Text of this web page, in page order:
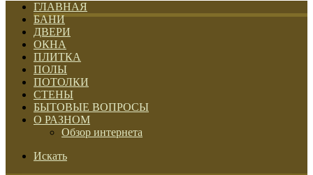
ГЛАВНАЯ
БАНИ
ДВЕРИ
ОКНА
ПЛИТКА
ПОЛЫ
ПОТОЛКИ
СТЕНЫ
БЫТОВЫЕ ВОПРОСЫ
О РАЗНОМ
Обзор интернета
Искать